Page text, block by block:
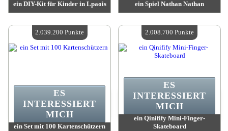
ein DIY-Kit für Kinder in Lpaois
Verfügbare Menge:4
ein Spiel Nathan Nathan
Verfügbare Menge:4
ein Set mit 100 Kartenschützern
ES
INTERESSIERT
MICH
2.039.200 Punkte
ein Qinifify Mini-Finger-
Skateboard
ES
INTERESSIERT
MICH
2.008.700 Punkte